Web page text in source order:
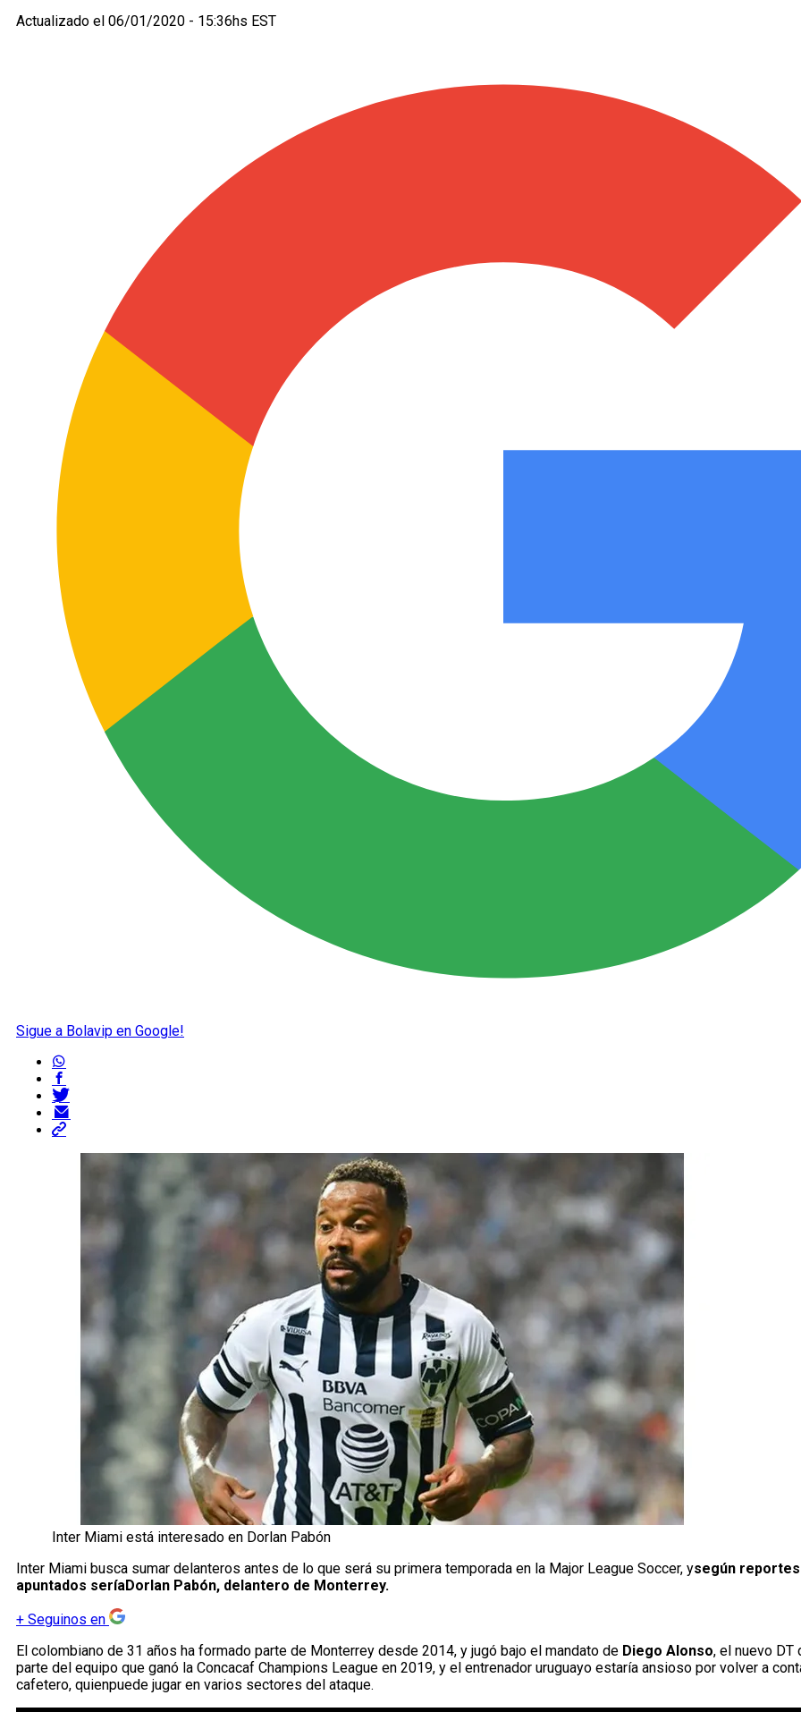
Actualizado el 06/01/2020 - 15:36hs EST
Sigue a Bolavip en Google!
Inter Miami está interesado en Dorlan Pabón
Inter Miami busca sumar delanteros antes de lo que será su primera temporada en la Major League Soccer, ysegún
apuntados seríaDorlan Pabón, delantero de Monterrey.
+ Seguinos en
El colombiano de 31 años ha formado parte de Monterrey desde 2014, y jugó bajo el mandato de Diego Alonso, el nuevo
parte del equipo que ganó la Concacaf Champions League en 2019, y el entrenador uruguayo estaría ansioso por volver a
cafetero, quienpuede jugar en varios sectores del ataque.